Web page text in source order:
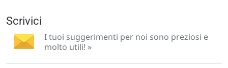
Scrivici
I tuoi suggerimenti per noi sono preziosi e
molto utili! »